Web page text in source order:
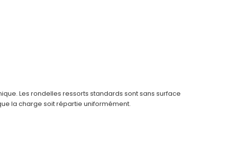
Les rondelles ressorts standards sont sans surface
la charge soit répartie uniformément.